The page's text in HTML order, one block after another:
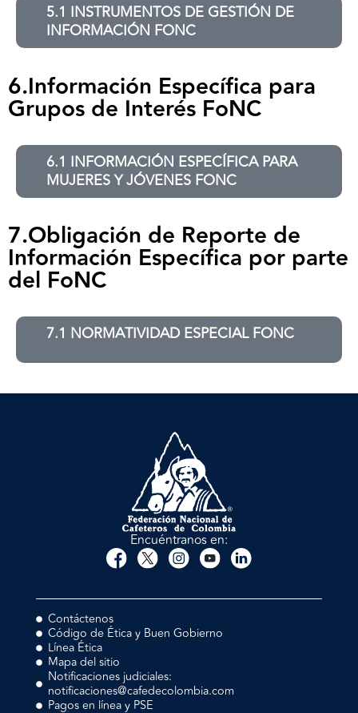
5.1 INSTRUMENTOS DE GESTIÓN DE
INFORMACIÓN FONC
6.Información Específica para
Grupos de Interés FoNC
6.1 INFORMACIÓN ESPECÍFICA PARA
MUJERES Y JÓVENES FONC
7.Obligación de Reporte de
Información Específica por parte
del FoNC
7.1 NORMATIVIDAD ESPECIAL FONC
Encuéntranos en:
Contáctenos
Código de Ética y Buen Gobierno
Línea Ética
Mapa del sitio
Notificaciones judiciales:
notificaciones@cafedecolombia.com
Pagos en línea y PSE